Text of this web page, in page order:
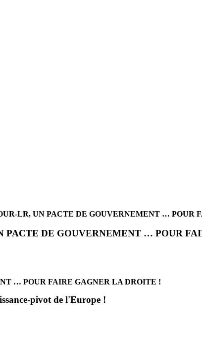
LR, UN PACTE DE GOUVERNEMENT … POUR
PACTE DE GOUVERNEMENT … POUR
… POUR FAIRE GAGNER LA DROITE !
pivot de l'Europe !